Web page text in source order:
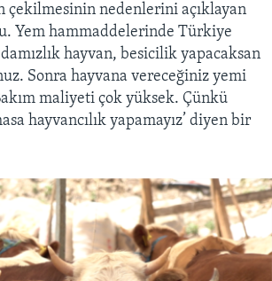
çekilmesinin nedenlerini açıklayan
Yem hammaddelerinde Türkiye
damızlık hayvan, besicilik yapacaksan
Sonra hayvana vereceğiniz yemi
maliyeti çok yüksek. Çünkü
hayvancılık yapamayız’ diyen bir